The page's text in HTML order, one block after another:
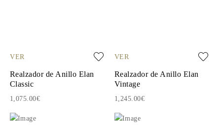
VER
Realzador de Anillo Elan
Classic
1,075.00€
VER
Realzador de Anillo Elan
Vintage
1,245.00€